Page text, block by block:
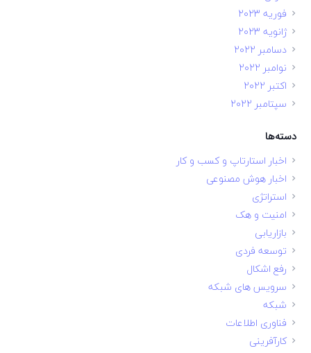
فوریه 2023
ژانویه 2023
دسامبر 2022
نوامبر 2022
اکتبر 2022
سپتامبر 2022
دسته‌ها
اخبار استارتاپ و کسب و کار
اخبار هوش مصنوعی
استراتژی
امنیت و هک
بازاریابی
توسعه فردی
رفع اشکال
سرویس های شبکه
شبکه
فناوری اطلاعات
کارآفرینی